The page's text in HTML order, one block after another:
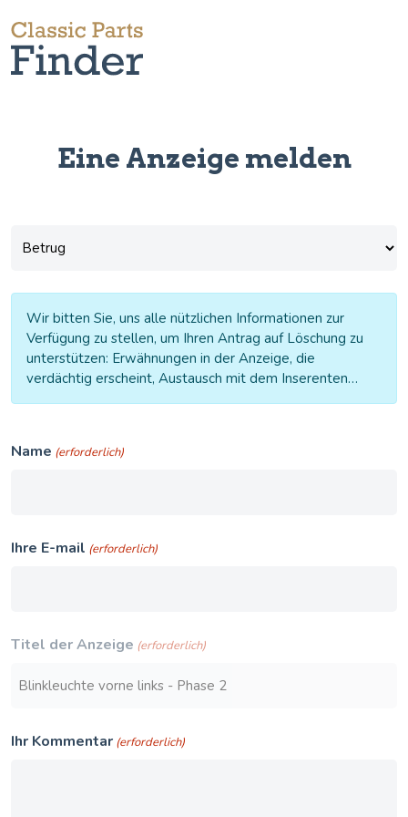
Eine Anzeige melden
(erforderlich)
Wir bitten Sie, uns alle nützlichen Informationen zur
Verfügung zu stellen, um Ihren Antrag auf Löschung zu
unterstützen: Erwähnungen in der Anzeige, die
verdächtig erscheint, Austausch mit dem Inserenten…
Name (erforderlich)
Ihre E-mail (erforderlich)
Titel der Anzeige (erforderlich)
Ihr Kommentar (erforderlich)